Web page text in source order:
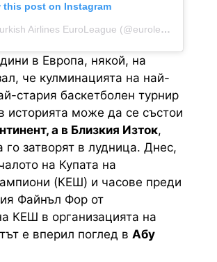
this post on Instagram
A post shared by Turkish Airlines EuroLeague (@euroleague)
в Европа, някой, на
че кулминацията на най-
стария баскетболен турнир
историята може да се състои
а в Близкия Изток,
го затворят в лудница. Днес,
на Купата на
(КЕШ) и часове преди
Файнъл Фор от
КЕШ в организацията на
е вперил поглед в Абу